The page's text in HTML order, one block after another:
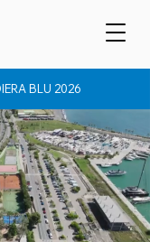
BLU 2026